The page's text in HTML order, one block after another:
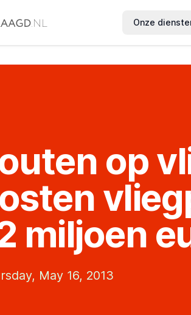
Onze
op
miljoen
May 16, 2013